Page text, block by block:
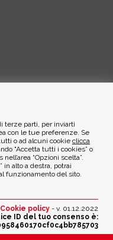
terze parti, per inviarti
con le tue preferenze. Se
o ad alcuni cookie clicca
"Accetta tutti i cookies” o
“Opzioni scelta”.
in alto a destra, potrai
funzionamento del sito.
Cookie policy - v. 01.12.2022
ID del tuo consenso è: